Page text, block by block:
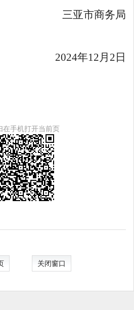
三亚市商务局
2024年12月2日
在手机打开当前页
关闭窗口